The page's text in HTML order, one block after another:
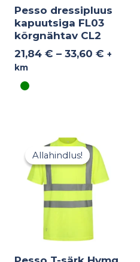
Pesso dressipluus
kapuutsiga FL03
kõrgnähtav CL2
21,84 € – 33,60 € +
km
Allahindlus!
Allahindlus!
Algne
hind
oli:
11,50 €.
hind
on:
6,90 €.